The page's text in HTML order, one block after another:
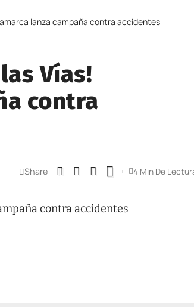
lanza campaña contra accidentes
Vías!
contra
Share 4 Min De